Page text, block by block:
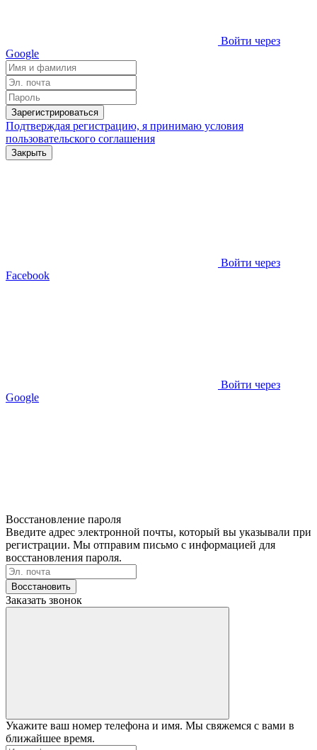
Войти через
Google
Зарегистрироваться
Подтверждая регистрацию, я принимаю условия
пользовательского соглашения
Закрыть
Войти через
Facebook
Войти через
Google
Восстановление пароля
Введите адрес электронной почты, который вы указывали при
регистрации. Мы отправим письмо с информацией для
восстановления пароля.
Восстановить
Заказать звонок
Укажите ваш номер телефона и имя. Мы свяжемся с вами в
ближайшее время.